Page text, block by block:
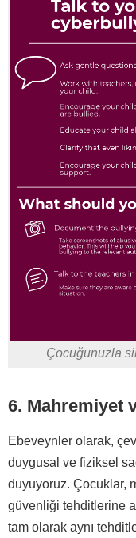
Çocuğunuzla
6. Mahremiyet
Ebeveynler olarak,
duygusal ve fiziksel
duyuyoruz. Çocuklar,
güvenliği tehditlerine
tam olarak aynı